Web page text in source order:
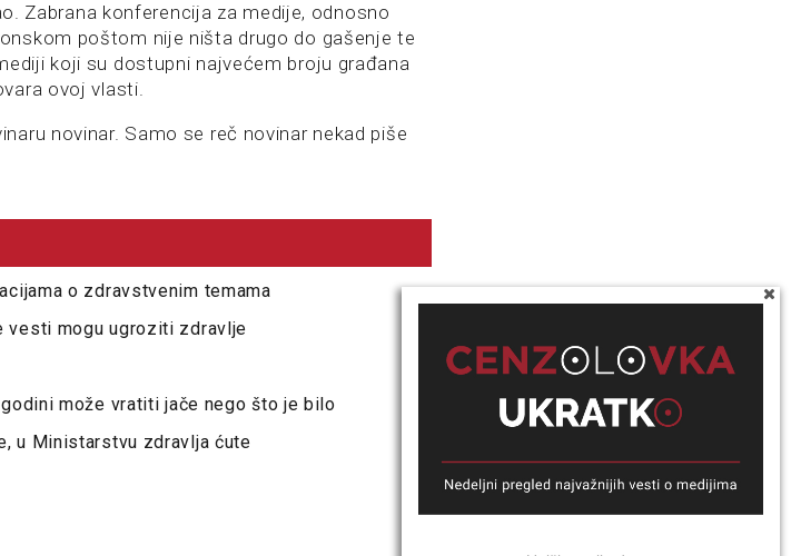
Zabrana konferencija za medije, odnosno
poštom nije ništa drugo do gašenje te
koji su dostupni najvećem broju građana
ovoj vlasti.
novinar. Samo se reč novinar nekad piše
o zdravstvenim temama
vesti mogu ugroziti zdravlje
može vratiti jače nego što je bilo
u Ministarstvu zdravlja ćute